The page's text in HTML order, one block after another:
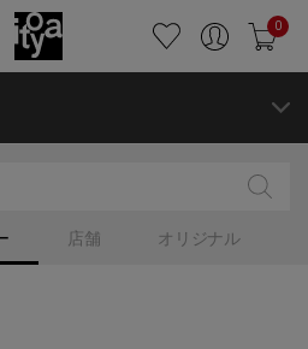
0
店舗 オリジナル